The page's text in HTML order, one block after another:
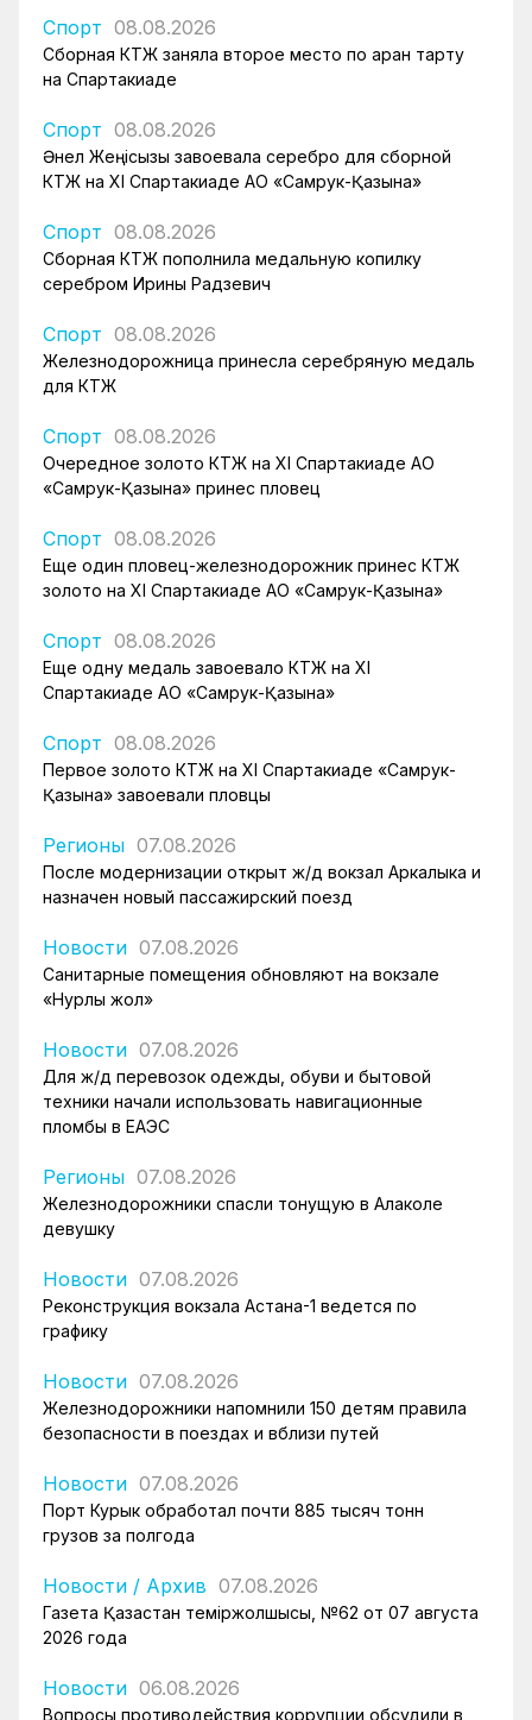
Спорт 08.08.2026
Сборная КТЖ заняла второе место по арқан тарту
на Спартакиаде
Спорт 08.08.2026
Әнел Жеңісқызы завоевала серебро для сборной
КТЖ на XI Спартакиаде АО «Самрук-Қазына»
Спорт 08.08.2026
Сборная КТЖ пополнила медальную копилку
серебром Ирины Радзевич
Спорт 08.08.2026
Железнодорожница принесла серебряную медаль
для КТЖ
Спорт 08.08.2026
Очередное золото КТЖ на XI Спартакиаде АО
«Самрук-Қазына» принес пловец
Спорт 08.08.2026
Еще один пловец-железнодорожник принес КТЖ
золото на XI Спартакиаде АО «Самрук-Қазына»
Спорт 08.08.2026
Еще одну медаль завоевало КТЖ на XI
Спартакиаде АО «Самрук-Қазына»
Спорт 08.08.2026
Первое золото КТЖ на XI Спартакиаде «Самрук-
Қазына» завоевали пловцы
Регионы 07.08.2026
После модернизации открыт ж/д вокзал Аркалыка и
назначен новый пассажирский поезд
Новости 07.08.2026
Санитарные помещения обновляют на вокзале
«Нурлы жол»
Новости 07.08.2026
Для ж/д перевозок одежды, обуви и бытовой
техники начали использовать навигационные
пломбы в ЕАЭС
Регионы 07.08.2026
Железнодорожники спасли тонущую в Алаколе
девушку
Новости 07.08.2026
Реконструкция вокзала Астана-1 ведется по
графику
Новости 07.08.2026
Железнодорожники напомнили 150 детям правила
безопасности в поездах и вблизи путей
Новости 07.08.2026
Порт Курык обработал почти 885 тысяч тонн
грузов за полгода
Новости / Архив 07.08.2026
Газета Қазақстан теміржолшысы, №62 от 07 августа
2026 года
Новости 06.08.2026
Вопросы противодействия коррупции обсудили в